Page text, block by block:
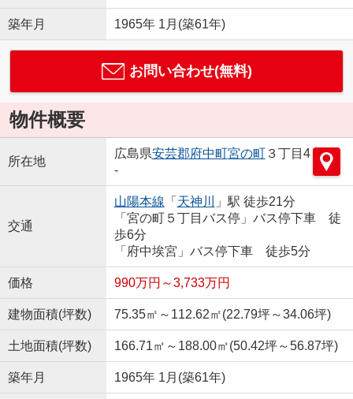
築年月 1965年 1月(築61年)
お問い合わせ(無料)
物件概要
所在地
広島県安芸郡府中町宮の町３丁目4
-
交通
山陽本線 「 天神川
」駅 徒歩21分
「宮の町５丁目バス停」バス停下車 徒
歩6分
「府中埃宮」バス停下車 徒歩5分
価格 990万円～3,733万円
建物面積(坪数) 75.35㎡～112.62㎡(22.79坪～34.06坪)
土地面積(坪数) 166.71㎡～188.00㎡(50.42坪～56.87坪)
築年月 1965年 1月(築61年)